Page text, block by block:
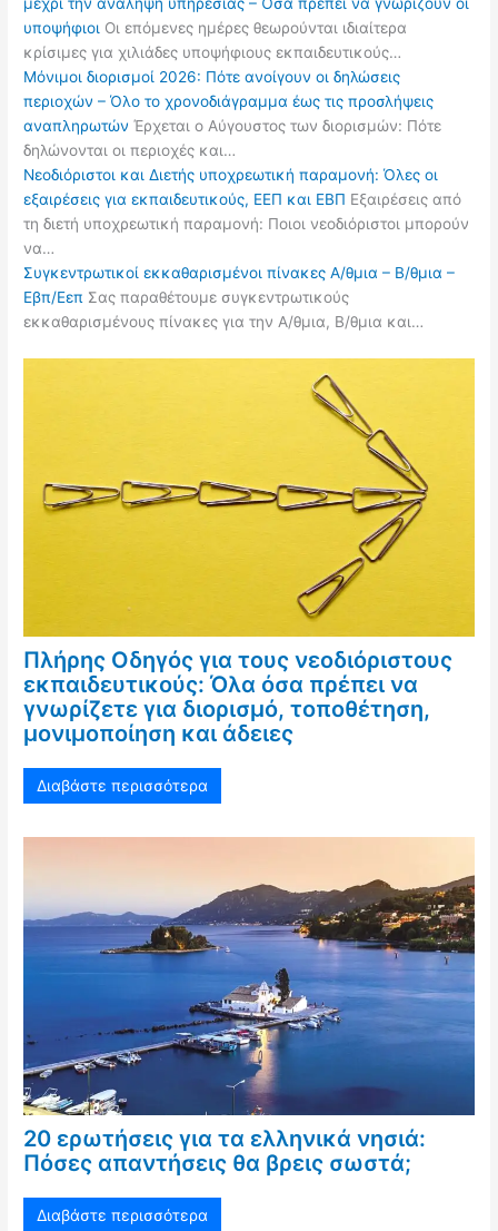
μέχρι την ανάληψη υπηρεσίας – Όσα πρέπει να γνωρίζουν οι
υποψήφιοι Οι επόμενες ημέρες θεωρούνται ιδιαίτερα
κρίσιμες για χιλιάδες υποψήφιους εκπαιδευτικούς…
Μόνιμοι διορισμοί 2026: Πότε ανοίγουν οι δηλώσεις
περιοχών – Όλο το χρονοδιάγραμμα έως τις προσλήψεις
αναπληρωτών Έρχεται ο Αύγουστος των διορισμών: Πότε
δηλώνονται οι περιοχές και…
Νεοδιόριστοι και Διετής υποχρεωτική παραμονή: Όλες οι
εξαιρέσεις για εκπαιδευτικούς, ΕΕΠ και ΕΒΠ Εξαιρέσεις από
τη διετή υποχρεωτική παραμονή: Ποιοι νεοδιόριστοι μπορούν
να…
Συγκεντρωτικοί εκκαθαρισμένοι πίνακες Α/θμια – Β/θμια –
Εβπ/Εεπ Σας παραθέτουμε συγκεντρωτικούς
εκκαθαρισμένους πίνακες για την Α/θμια, Β/θμια και…
Πλήρης Οδηγός για τους νεοδιόριστους
εκπαιδευτικούς: Όλα όσα πρέπει να
γνωρίζετε για διορισμό, τοποθέτηση,
μονιμοποίηση και άδειες
Διαβάστε περισσότερα
20 ερωτήσεις για τα ελληνικά νησιά:
Πόσες απαντήσεις θα βρεις σωστά;
Διαβάστε περισσότερα